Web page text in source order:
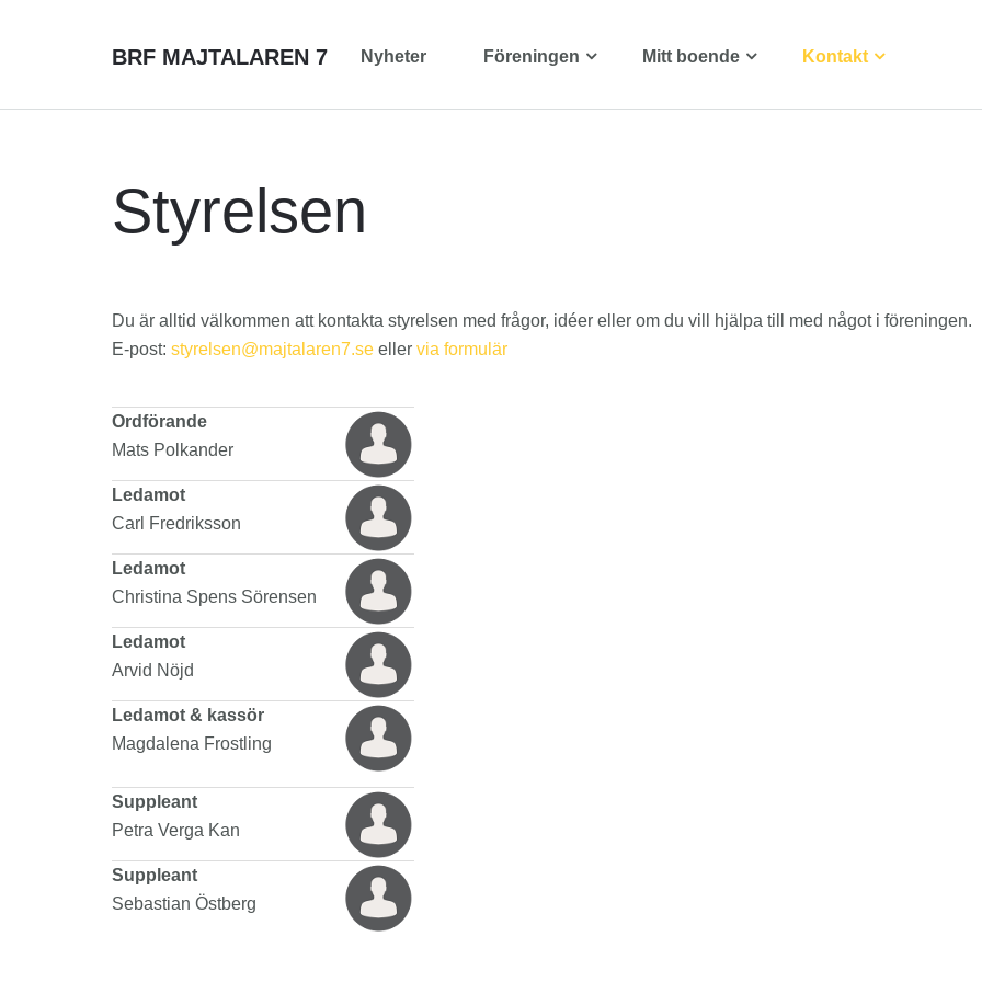
BRF MAJTALAREN 7 Nyheter Föreningen Mitt boende Kontakt
Styrelsen
Du är alltid välkommen att kontakta styrelsen med frågor, idéer eller om du vill hjälpa till med något i föreningen.
E-post:
eller via formulär
Ordförande
Mats Polkander
Ledamot
Carl Fredriksson
Ledamot
Christina Spens Sörensen
Ledamot
Arvid Nöjd
Ledamot & kassör
Magdalena Frostling
Suppleant
Petra Verga Kan
Suppleant
Sebastian Östberg